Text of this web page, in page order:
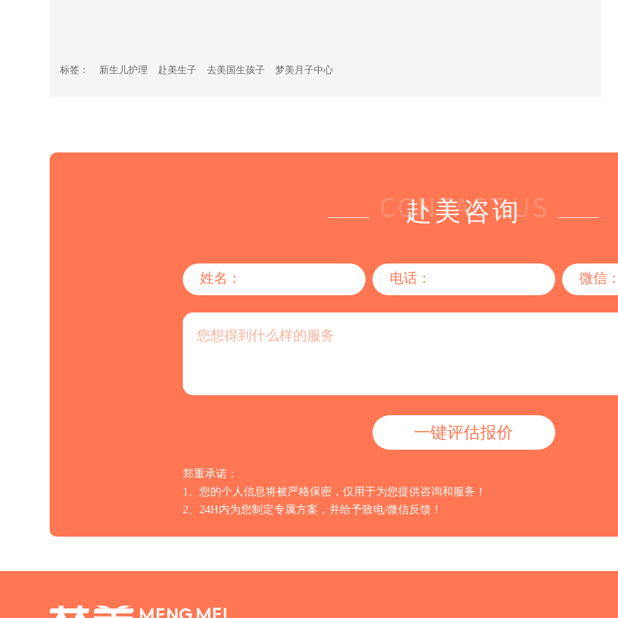
标签： 新生儿护理 赴美生子 去美国生孩子 梦美月子中心
赴美咨询
姓名： 电话： 微信
郑重承诺：
1、您的个人信息将被严格保密，仅用于为您提供咨询和服务！
2、24H内为您制定专属方案，并给予致电/微信反馈！